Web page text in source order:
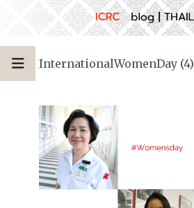
InternationalWomenDay (4)